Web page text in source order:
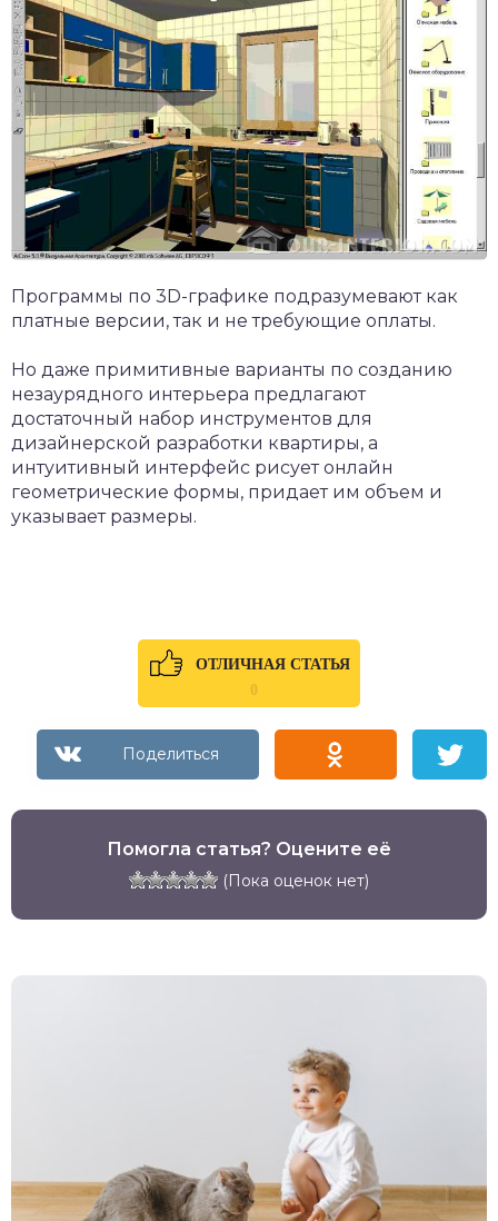
Программы по 3D-графике подразумевают как
платные версии, так и не требующие оплаты.
Но даже примитивные варианты по созданию
незаурядного интерьера предлагают
достаточный набор инструментов для
дизайнерской разработки квартиры, а
интуитивный интерфейс рисует онлайн
геометрические формы, придает им объем и
указывает размеры.
ОТЛИЧНАЯ СТАТЬЯ
0
Помогла статья? Оцените её
(Пока оценок нет)